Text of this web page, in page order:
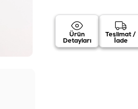
Ürün
Detayları
Teslimat /
İade